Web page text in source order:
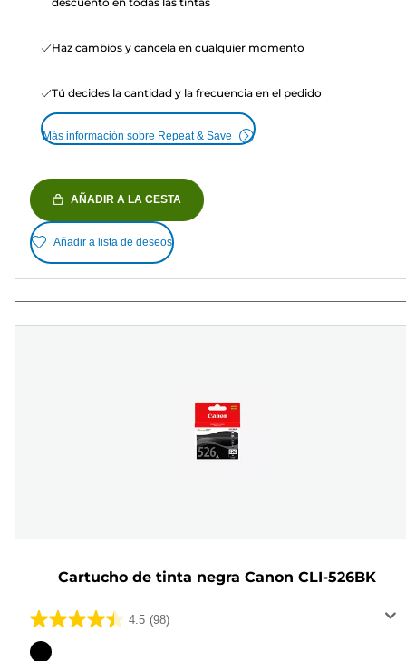
Haz cambios y cancela en cualquier momento
Tú decides la cantidad y la frecuencia en el pedido
Más información sobre Repeat & Save
AÑADIR A LA CESTA
Añadir a lista de deseos
Cartucho de tinta negra Canon CLI-526BK
4.5 (98)
4.5
de
Cartucho